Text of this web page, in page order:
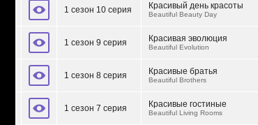
1 сезон 10 серия Красивый день красоты
Beautiful Beauty Day
1 сезон 9 серия Красивая эволюция
Beautiful Evolution
1 сезон 8 серия Красивые братья
Beautiful Brothers
1 сезон 7 серия Красивые гостиные
Beautiful Living Rooms